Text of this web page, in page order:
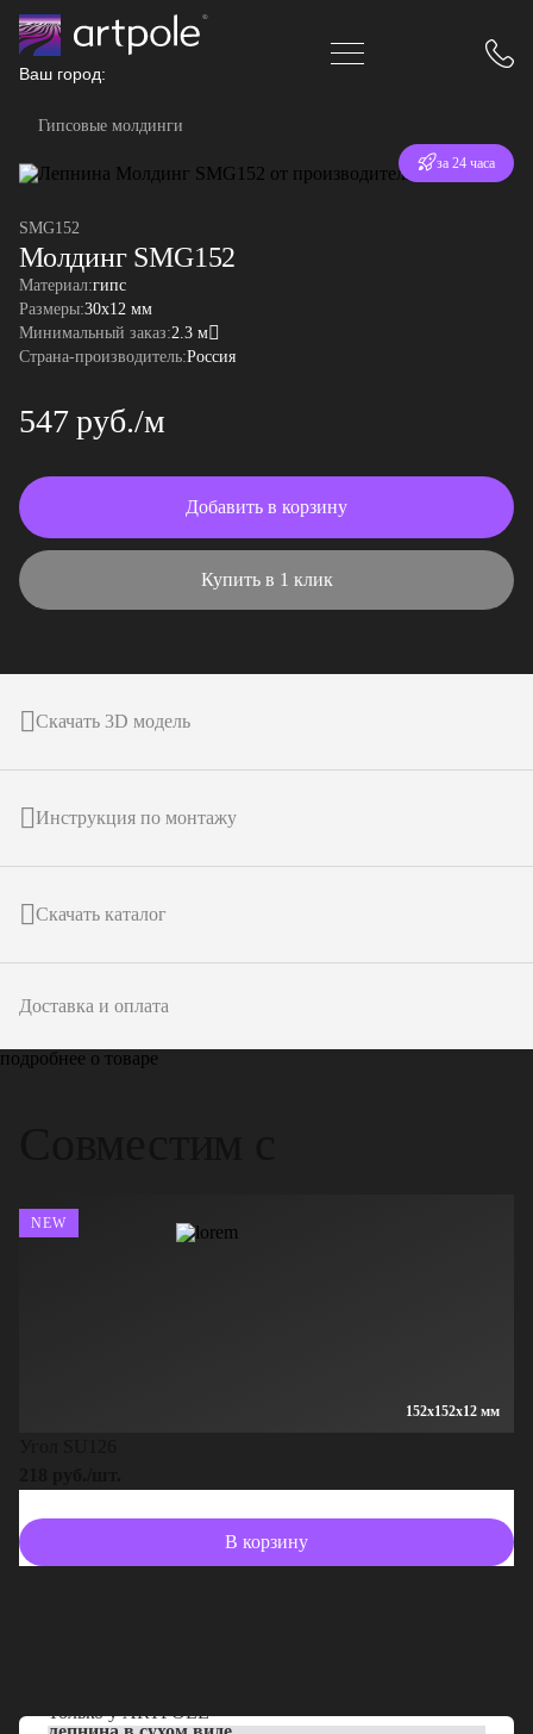
Ваш город:
Гипсовые молдинги
SMG152
Молдинг SMG152
Материал:гипс
Размеры:30x12 мм
Минимальный заказ:2.3 м
Страна-производитель:Россия
547 руб./м
Добавить в корзину
Купить в 1 клик
Скачать 3D модель
Инструкция по монтажу
Скачать каталог
Доставка и оплата
подробнее о товаре
152x152x12 мм
NEW
В корзину
Только уARTPOLE